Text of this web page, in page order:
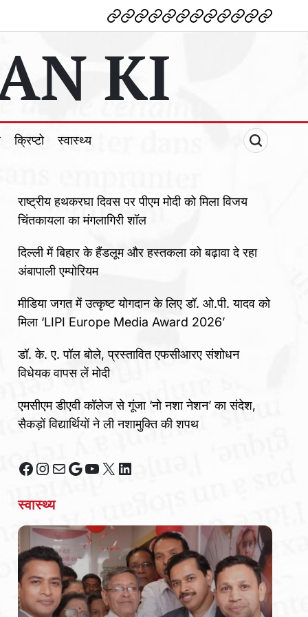
देश विदेशपोलटिकल
मनोरंजन
शिक्षाटेक्नोलॉजी
व्यापारक्राइम
धर्म खेलक्रिप्टोस्वास्थ्य
KI
क्रिप्टो स्वास्थ्य
राष्ट्रीय हथकरघा दिवस पर पीएम मोदी को मिला विजय
चिंतकायला का मंगलागिरी शॉल
दिल्ली में बिहार के हैंडलूम और हस्तकला को बढ़ावा दे रहा
अंबापाली एम्पोरियम
मीडिया जगत में उत्कृष्ट योगदान के लिए डॉ. ओ.पी. यादव को
मिला ‘LIPI Europe Media Award 2026’
डॉ. के. ए. पॉल बोले, प्रस्तावित एफसीआरए संशोधन
विधेयक वापस लें मोदी
एमसीएम डीएवी कॉलेज से गूंजा ‘नो नशा नेशन’ का संदेश,
सैकड़ों विद्यार्थियों ने ली नशामुक्ति की शपथ
Facebook
Instagram
MailGoogle
YouTube
X LinkedIn
स्वास्थ्य